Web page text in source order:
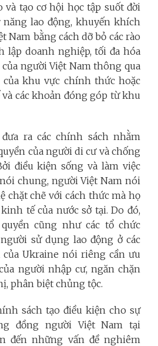
và tạo cơ hội học tập suốt đời
năng lao động, khuyến khích
Nam bằng cách dỡ bỏ các rào
lập doanh nghiệp, tối đa hóa
người Việt Nam thông qua
khu vực chính thức hoặc
các khoản đóng góp từ khu
ra các chính sách nhằm
của người di cư và chống
điều kiện sống và làm việc
chung, người Việt Nam nói
chặt chẽ với cách thức mà họ
tế của nước sở tại. Do đó,
cũng như các tổ chức
sử dụng lao động ở các
Ukraine nói riêng cần ưu
người nhập cư, ngăn chặn
phân biệt chủng tộc.
sách tạo điều kiện cho sự
đồng người Việt Nam tại
đến những vấn đề nghiêm